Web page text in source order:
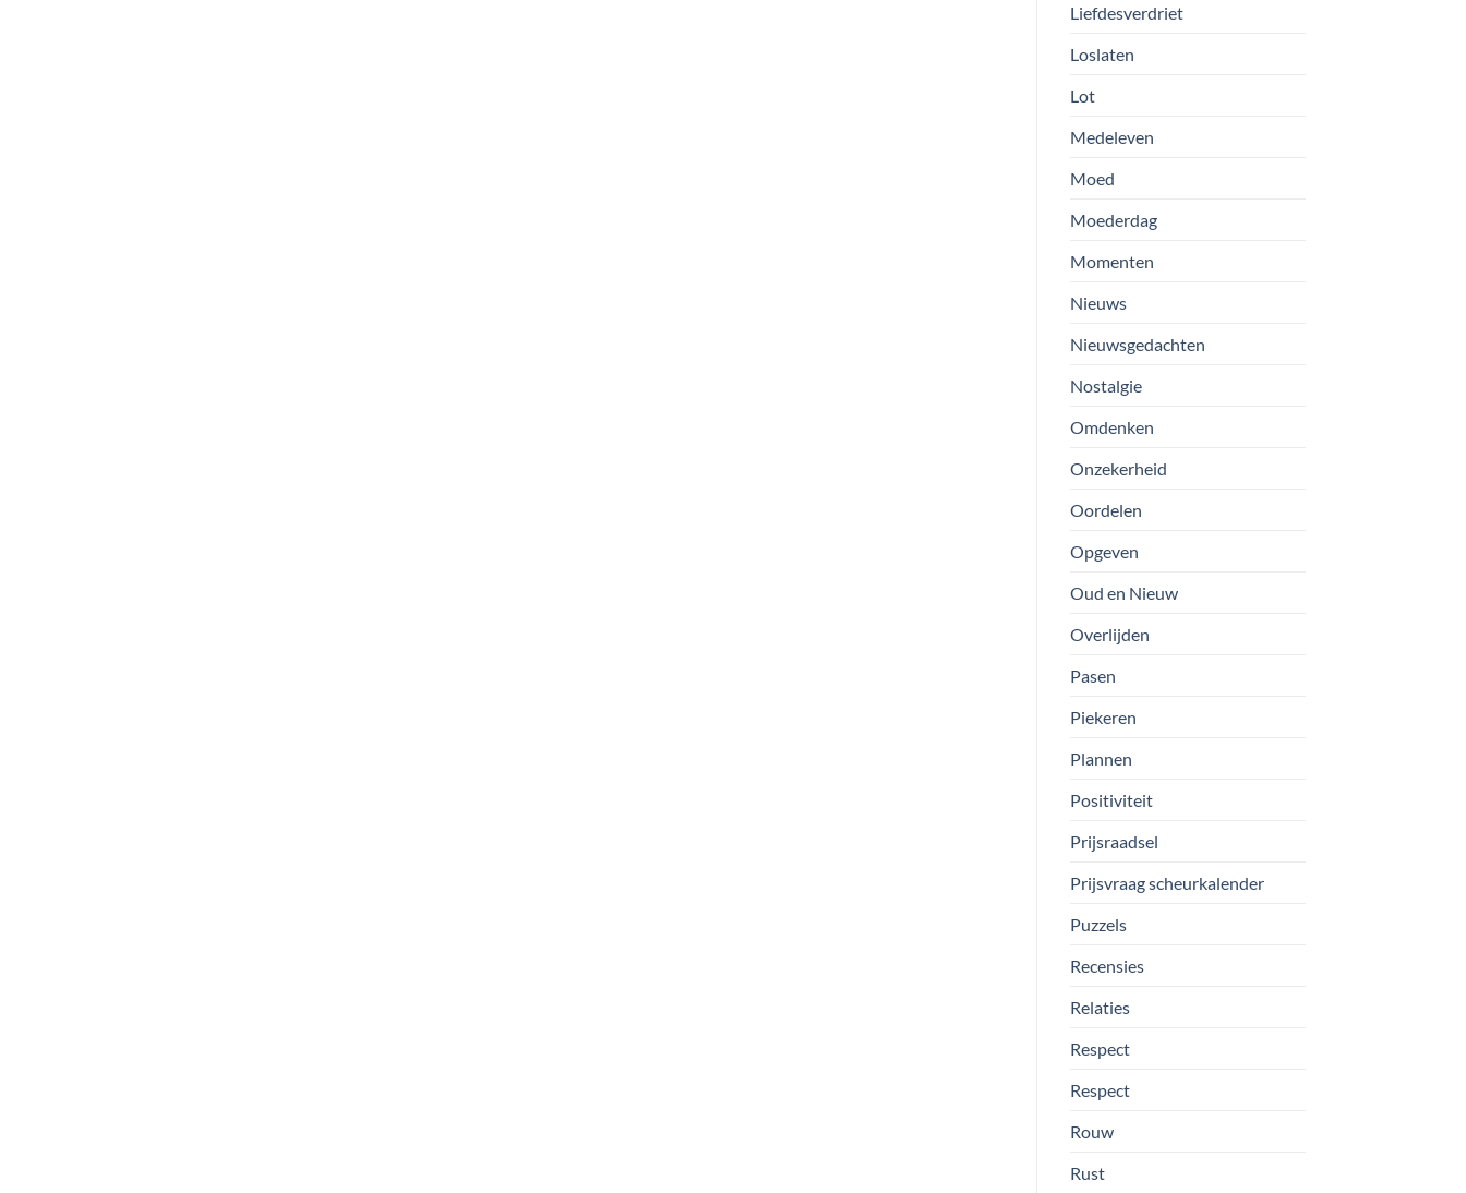
Liefdesverdriet
Loslaten
Lot
Medeleven
Moed
Moederdag
Momenten
Nieuws
Nieuwsgedachten
Nostalgie
Omdenken
Onzekerheid
Oordelen
Opgeven
Oud en Nieuw
Overlijden
Pasen
Piekeren
Plannen
Positiviteit
Prijsraadsel
Prijsvraag scheurkalender
Puzzels
Recensies
Relaties
Respect
Respect
Rouw
Rust